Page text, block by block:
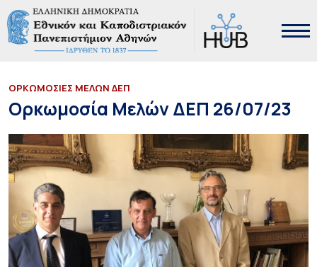
ΟΡΚΩΜΟΣΙΕΣ ΜΕΛΩΝ ΔΕΠ
Ορκωμοσία Μελών ΔΕΠ 26/07/23